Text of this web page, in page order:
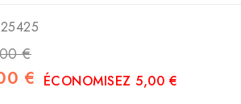
€
€ ÉCONOMISEZ 5,00 €